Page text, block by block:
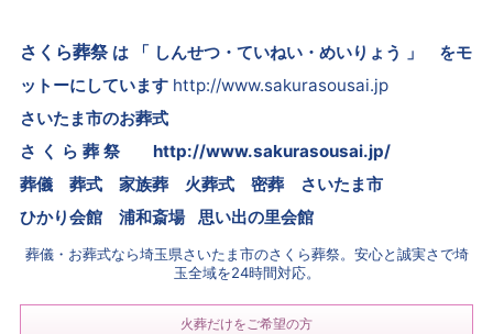
さくら葬祭は 「 しんせつ・ていねい・めいりょう 」 をモ
ットーにしています http://www.sakurasousai.jp
さいたま市のお葬式
さ く ら 葬 祭
http://www.sakurasousai.jp/
葬儀 葬式 家族葬 火葬式 密葬さいたま市
ひかり会館 浦和斎場 思い出の里会館
葬儀・お葬式なら埼玉県さいたま市のさくら葬祭。安心と誠実さで埼
玉全域を24時間対応。
火葬だけをご希望の方